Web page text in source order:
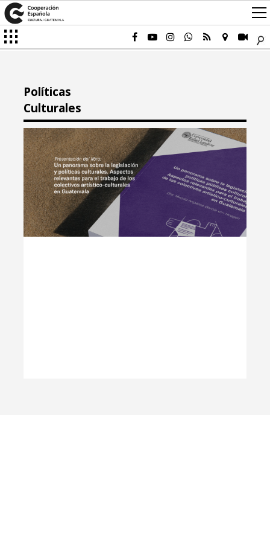
Políticas
Culturales